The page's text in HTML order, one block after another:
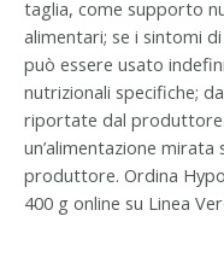
taglia, come supporto
alimentari; se i sintomi
può essere usato
nutrizionali specifiche;
riportate dal
un’alimentazione mirata
produttore. Ordina
400 g online su Linea